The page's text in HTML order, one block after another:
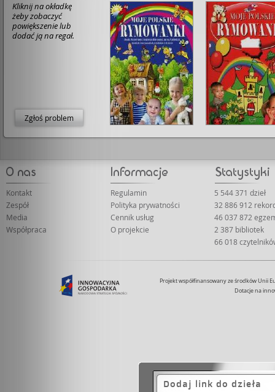
Kliknij na okładkę
żeby zobaczyć
powiększenie lub
dodać ją na regał.
Zgłoś problem
Kontakt
Zespół
Media
Współpraca
Regulamin
Polityka prywatności
Cennik usług
O projekcie
5 544 371 dzieł
32 886 912
46 037 872
2 387 bibliotek
66 018
Projekt współfinansowany ze środków Unii
Dotacje na
Dodaj link do dzieła